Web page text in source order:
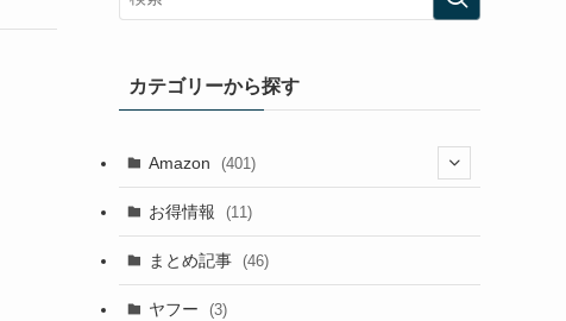
カテゴリーから探す
Amazon (401)
お得情報 (11)
まとめ記事 (46)
ヤフー (3)